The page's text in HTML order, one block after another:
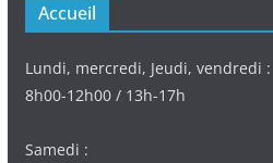
Accueil
Lundi, mercredi, Jeudi, vendredi :
8h00-12h00 / 13h-17h
Samedi :